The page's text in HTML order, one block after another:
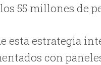
55 millones de
esta estrategia
con